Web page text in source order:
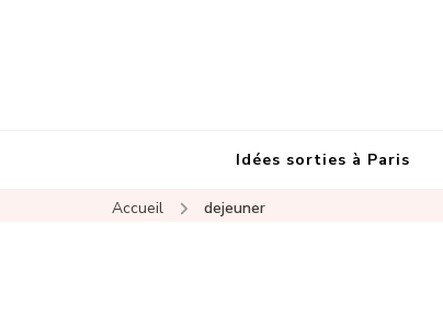
Idées sorties à Paris
Accueil dejeuner